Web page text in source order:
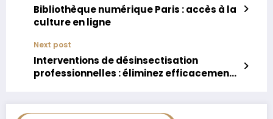
Bibliothèque numérique Paris : accès à la
culture en ligne
Next post
Interventions de désinsectisation
professionnelles : éliminez efficacement